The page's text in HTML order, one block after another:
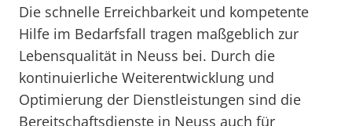
Die schnelle Erreichbarkeit und kompetente
Hilfe im Bedarfsfall tragen maßgeblich zur
Lebensqualität in Neuss bei. Durch die
kontinuierliche Weiterentwicklung und
Optimierung der Dienstleistungen sind die
Bereitschaftsdienste in Neuss auch für